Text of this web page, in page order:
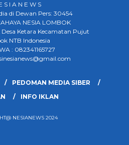
S I A N E W S
di Dewan Pers: 30454
NESIA LOMBOK
Ketara Kecamatan Pujut
NTB Indonesia
: 082341165727
PEDOMAN MEDIA SIBER
INFO IKLAN
NESIANEWS 2024